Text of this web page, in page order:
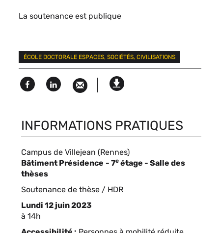
La soutenance est publique
Mots
clés
ÉCOLE DOCTORALE ESPACES, SOCIÉTÉS, CIVILISATIONS
FacebookLinked
INFORMATIONS PRATIQUES
Campus de Villejean (Rennes)
Compléments
de
lieu
Bâtiment Présidence - 7e étage - Salle des
thèses
Type
d'événement
Soutenance de thèse / HDR
Lundi 12 juin 2023
Complément
de
à 14h